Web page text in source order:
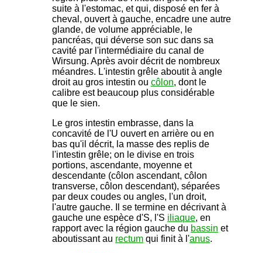
suite à l'estomac, et qui, disposé en fer à
cheval, ouvert à gauche, encadre une autre
glande, de volume appréciable, le
pancréas, qui déverse son suc dans sa
cavité par l'intermédiaire du canal de
Wirsung. Après avoir décrit de nombreux
méandres. L'intestin grêle aboutit à angle
droit au gros intestin ou côlon, dont le
calibre est beaucoup plus considérable
que le sien.
Le gros intestin embrasse, dans la
concavité de l'U ouvert en arrière ou en
bas qu'il décrit, la masse des replis de
l'intestin grêle; on le divise en trois
portions, ascendante, moyenne et
descendante (côlon ascendant, côlon
transverse, côlon descendant), séparées
par deux coudes ou angles, l'un droit,
l'autre gauche. Il se termine en décrivant à
gauche une espèce d'S, l'S iliaque, en
rapport avec la région gauche du bassin et
aboutissant au rectum qui finit à l'anus.